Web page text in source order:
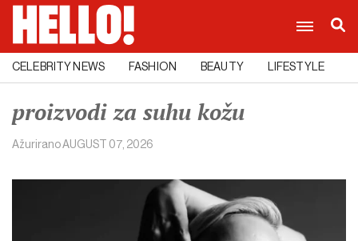
CELEBRITY NEWS FASHION BEAUTY LIFESTYLE
proizvodi za suhu kožu
AžuriranoAUGUST 07, 2026